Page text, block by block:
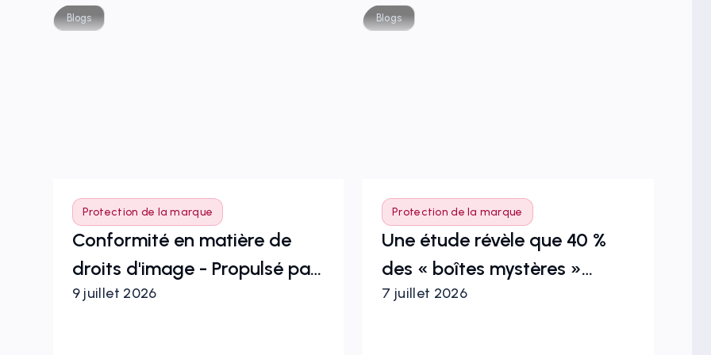
Blogs
Protection de la marque
Conformité en matière de
droits d'image - Propulsé par
Zeal 2.0
9 juillet 2026
Blogs
Protection de la marque
Une étude révèle que 40 %
des « boîtes mystères »
contenant des maillots de
7 juillet 2026